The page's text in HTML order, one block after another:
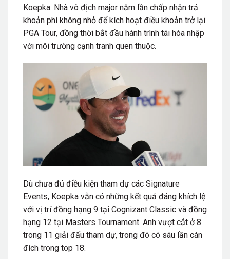
Koepka. Nhà vô địch major năm lần chấp nhận trả
khoản phí không nhỏ để kích hoạt điều khoản trở lại
PGA Tour, đồng thời bắt đầu hành trình tái hòa nhập
với môi trường cạnh tranh quen thuộc.
Dù chưa đủ điều kiện tham dự các Signature
Events, Koepka vẫn có những kết quả đáng khích lệ
với vị trí đồng hạng 9 tại Cognizant Classic và đồng
hạng 12 tại Masters Tournament. Anh vượt cắt ở 8
trong 11 giải đấu tham dự, trong đó có sáu lần cán
đích trong top 18.